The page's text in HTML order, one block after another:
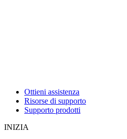
Ottieni assistenza
Risorse di supporto
Supporto prodotti
INIZIA